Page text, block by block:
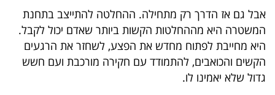
ניוזלטרים
מייל
אדום
אבל גם אז הדרך רק מתחילה. ההחלטה להתייצב בתחנת
המשטרה היא מההחלטות הקשות ביותר שאדם יכול לקבל.
היא מחייבת לפתוח מחדש את הפצע, לשחזר את הרגעים
הקשים והכואבים, להתמודד עם חקירה מורכבת ועם חשש
גדול שלא יאמינו לו.